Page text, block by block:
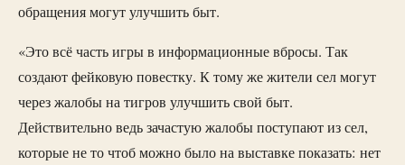
обращения могут улучшить быт.
«Это всё часть игры в информационные вбросы. Так
создают фейковую повестку. К тому же жители сел могут
через жалобы на тигров улучшить свой быт.
Действительно ведь зачастую жалобы поступают из сел,
которые не то чтоб можно было на выставке показать: нет